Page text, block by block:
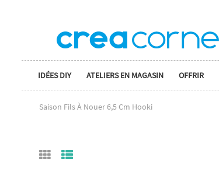
IDÉES DIY ATELIERS EN MAGASIN OFFRIR
Saison Fils À Nouer 6,5 Cm Hooki